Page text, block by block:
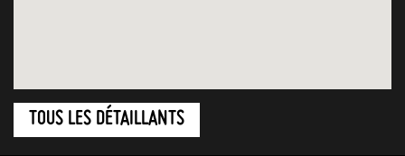
TOUS LES DÉTAILLANTS